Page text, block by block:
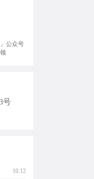
公众号
号
10.12